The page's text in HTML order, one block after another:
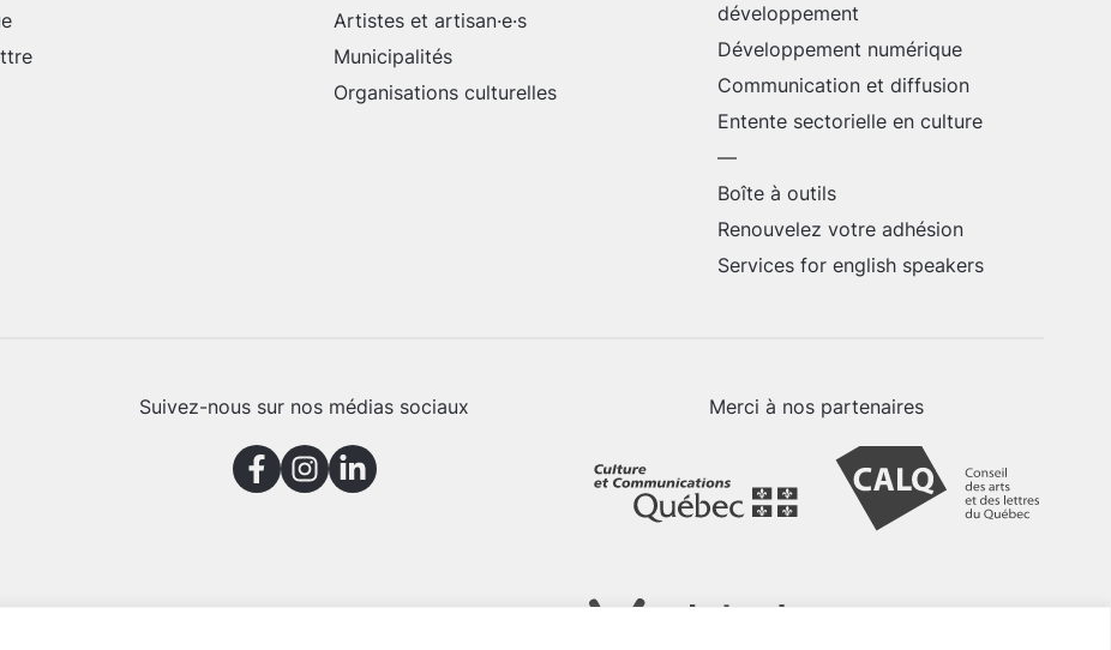
Artistes et artisan·e·s
Municipalités
Organisations culturelles
développement
Développement numérique
Communication et diffusion
Entente sectorielle en culture
—
Boîte à outils
Renouvelez votre adhésion
Services for english speakers
Suivez-nous sur nos médias sociaux Merci à nos partenaires